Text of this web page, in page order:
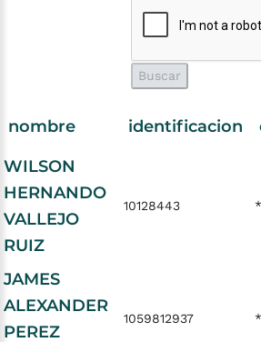
nombre identificacion
WILSON
HERNANDO
VALLEJO
RUIZ
10128443
JAMES
ALEXANDER
PEREZ
1059812937